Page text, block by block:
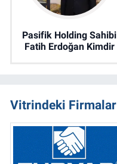
Pasifik Holding Sahibi
Fatih Erdoğan Kimdir
Vitrindeki Firmalar